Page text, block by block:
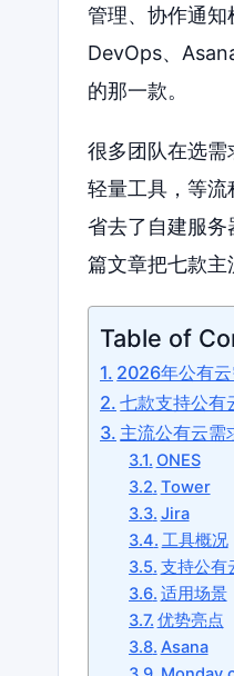
管理、协作通
DevOps、
的那一款。
很多团队在选
轻量工具，等
省去了自建服
篇文章把七款主
Table of
2026年公有
七款支持公有
主流公有云需
ONES
Tower
Jira
工具概况
支持公有
适用场景
优势亮点
Asana